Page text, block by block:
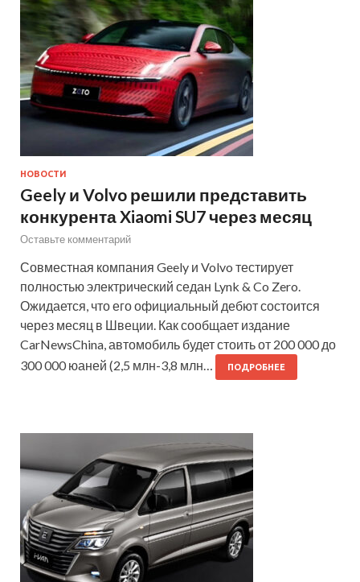
НОВОСТИ
Geely и Volvo решили представить
конкурента Xiaomi SU7 через месяц
Оставьте комментарий
Совместная компания Geely и Volvo тестирует
полностью электрический седан Lynk & Co Zero.
Ожидается, что его официальный дебют состоится
через месяц в Швеции. Как сообщает издание
CarNewsChina, автомобиль будет стоить от 200 000 до
300 000 юаней (2,5 млн-3,8 млн…
ПОДРОБНЕЕ